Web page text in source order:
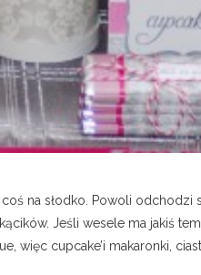
na słodko. Powoli odchodzi
Jeśli wesele ma jakiś
więc cupcake’i makaronki,